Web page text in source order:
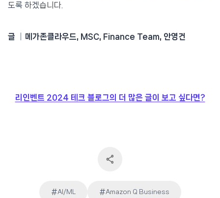
도록 하겠습니다.
글 │메가존클라우드, MSC, Finance Team, 안영건
리인벤트 2024 테크 블로그의 더 많은 글이 보고 싶다면?
#AI/ML #Amazon Q Business